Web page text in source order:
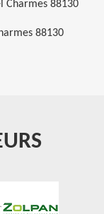
Charmes 88130
88130